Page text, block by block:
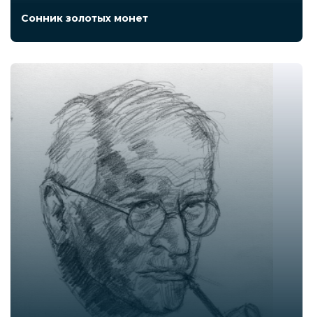
Сонник золотых монет